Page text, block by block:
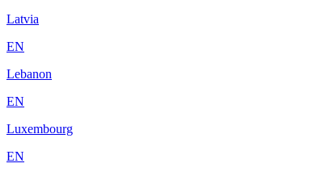
Latvia
EN
Lebanon
EN
Luxembourg
EN